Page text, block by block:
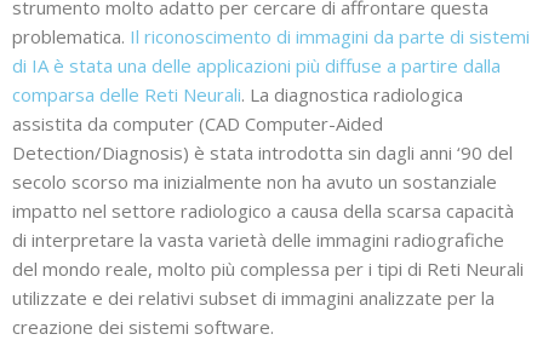
strumento molto adatto per cercare di affrontare questa
problematica. Il riconoscimento di immagini da parte di sistemi
di IA è stata una delle applicazioni più diffuse a partire dalla
comparsa delle Reti Neurali. La diagnostica radiologica
assistita da computer (CAD Computer-Aided
Detection/Diagnosis) è stata introdotta sin dagli anni ‘90 del
secolo scorso ma inizialmente non ha avuto un sostanziale
impatto nel settore radiologico a causa della scarsa capacità
di interpretare la vasta varietà delle immagini radiografiche
del mondo reale, molto più complessa per i tipi di Reti Neurali
utilizzate e dei relativi subset di immagini analizzate per la
creazione dei sistemi software.